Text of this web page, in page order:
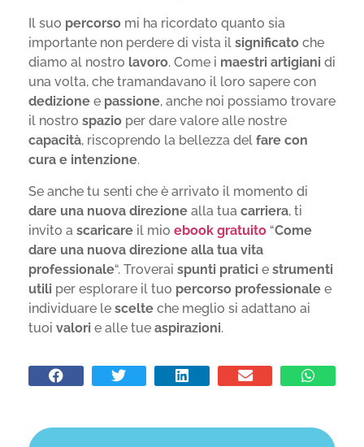
Il suo percorso mi ha ricordato quanto sia
importante non perdere di vista il significato che
diamo al nostro lavoro. Come i maestri artigiani di
una volta, che tramandavano il loro sapere con
dedizione e passione, anche noi possiamo trovare
il nostro spazio per dare valore alle nostre
capacità, riscoprendo la bellezza del fare con
cura e intenzione.
Se anche tu senti che è arrivato il momento di
dare una nuova direzione alla tua carriera, ti
invito a scaricare il mio ebook gratuito “Come
dare una nuova direzione alla tua vita
professionale“. Troverai spunti pratici e strumenti
utili per esplorare il tuo percorso professionale e
individuare le scelte che meglio si adattano ai
tuoi valori e alle tue aspirazioni.